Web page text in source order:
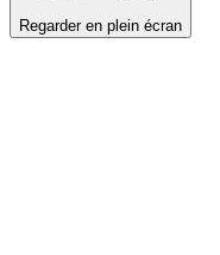
Regarder en plein écran